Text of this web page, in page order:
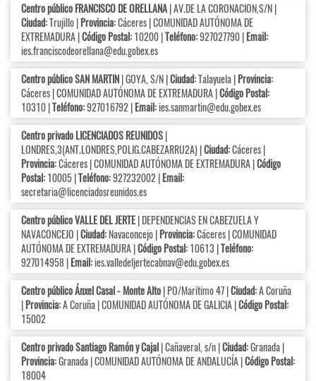
Centro público FRANCISCO DE ORELLANA| AV.DE LA CORONACION,S/N |
Ciudad:Trujillo |Provincia:Cáceres | COMUNIDAD AUTÓNOMA DE
EXTREMADURA |Código Postal:10200 |Teléfono:927027790 |Email:
ies.franciscodeorellana@edu.gobex.es
Centro público SAN MARTIN| GOYA, S/N |Ciudad:Talayuela |Provincia:
Cáceres | COMUNIDAD AUTÓNOMA DE EXTREMADURA |Código Postal:
10310 |Teléfono:927016792 |Email:ies.sanmartin@edu.gobex.es
Centro privado LICENCIADOS REUNIDOS|
LONDRES,3(ANT.LONDRES,POLIG.CABEZARRU2A) |Ciudad:Cáceres |
Provincia:Cáceres | COMUNIDAD AUTÓNOMA DE EXTREMADURA |Código
Postal:10005 |Teléfono:927232002 |Email:
secretaria@licenciadosreunidos.es
Centro público VALLE DEL JERTE| DEPENDENCIAS EN CABEZUELA Y
NAVACONCEJO |Ciudad:Navaconcejo |Provincia:Cáceres | COMUNIDAD
AUTÓNOMA DE EXTREMADURA |Código Postal:10613 |Teléfono:
927014958 |Email:ies.valledeljertecabnav@edu.gobex.es
Centro público Ánxel Casal - Monte Alto| PO/Marítimo 47 |Ciudad:A Coruña
|Provincia:A Coruña | COMUNIDAD AUTÓNOMA DE GALICIA |Código Postal:
15002
Centro privado Santiago Ramón y Cajal| Cañaveral, s/n |Ciudad:Granada |
Provincia:Granada | COMUNIDAD AUTÓNOMA DE ANDALUCÍA |Código Postal:
18004